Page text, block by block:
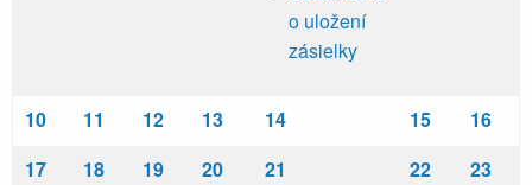
o uložení
zásielky
10 11 12 13 14 15
16
17
18 19 20 21 22
23